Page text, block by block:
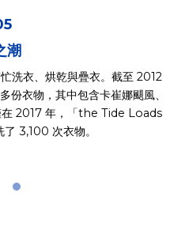
潮
洗衣、烘乾與疊衣。截至 2012
衣物，其中包含卡崔娜颶風、
在 2017 年，「the Tide Loads
3,100 次衣物。